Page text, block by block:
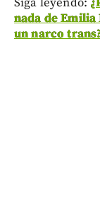
nada de
un narco